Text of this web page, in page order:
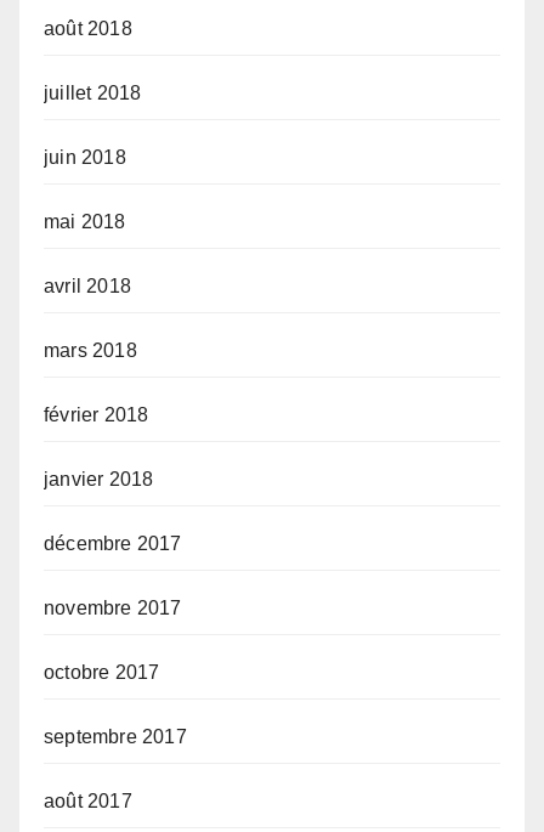
août 2018
juillet 2018
juin 2018
mai 2018
avril 2018
mars 2018
février 2018
janvier 2018
décembre 2017
novembre 2017
octobre 2017
septembre 2017
août 2017